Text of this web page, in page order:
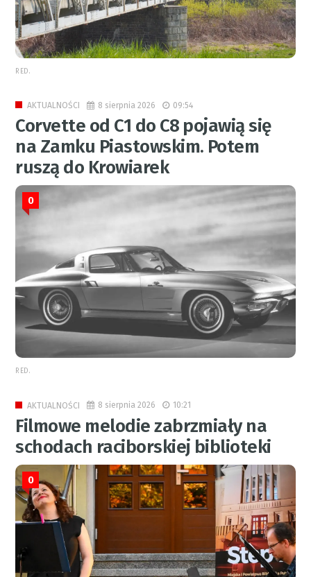
RED.
AKTUALNOŚCI 8 sierpnia 2026 09:54
Corvette od C1 do C8 pojawią się
na Zamku Piastowskim. Potem
ruszą do Krowiarek
0
RED.
AKTUALNOŚCI 8 sierpnia 2026 10:21
Filmowe melodie zabrzmiały na
schodach raciborskiej biblioteki
0